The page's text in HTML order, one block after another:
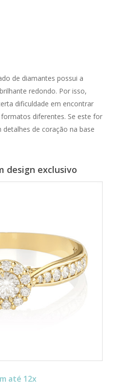
de diamantes possui a
redondo. Por isso,
dificuldade em encontrar
diferentes. Se este for
de coração na base
design exclusivo
até 12x